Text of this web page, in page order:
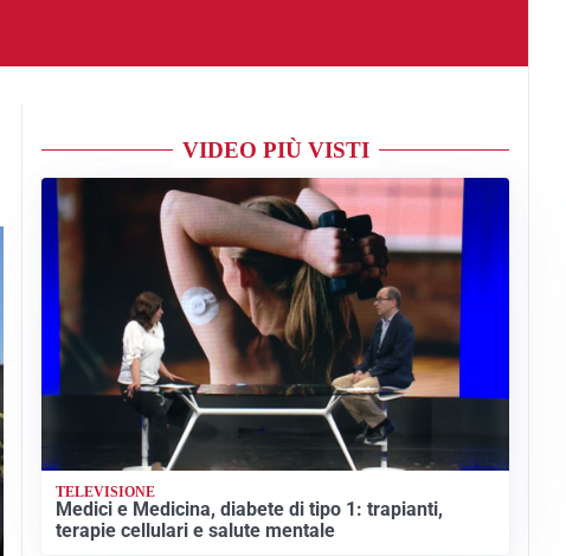
VIDEO PIÙ VISTI
TELEVISIONE
Medici e Medicina, diabete di tipo 1: trapianti,
terapie cellulari e salute mentale